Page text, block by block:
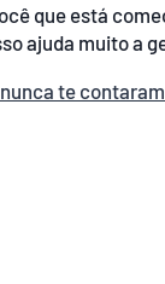
que está
ajuda muito a
te